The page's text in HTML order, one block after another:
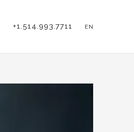
+1.514.993.7711 EN